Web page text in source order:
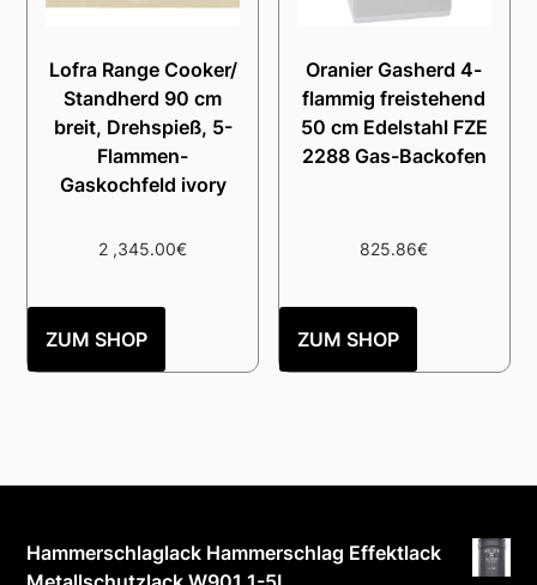
Lofra Range Cooker/
Standherd 90 cm
breit, Drehspieß, 5-
Flammen-
Gaskochfeld ivory
2 ,345.00€
ZUM SHOP
Oranier Gasherd 4-
flammig freistehend
50 cm Edelstahl FZE
2288 Gas-Backofen
825.86€
ZUM SHOP
Hammerschlaglack Hammerschlag Effektlack